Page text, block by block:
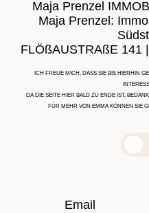
Maja Prenzel
Maja Prenzel:
FLÖßAUSTRAßE 141
ICH FREUE MICH, DASS SIE BIS HIERHIN
DA DIE SEITE HIER BALD ZU ENDE IST,
FÜR MEHR VON EMMA KÖNNEN SIE
Email